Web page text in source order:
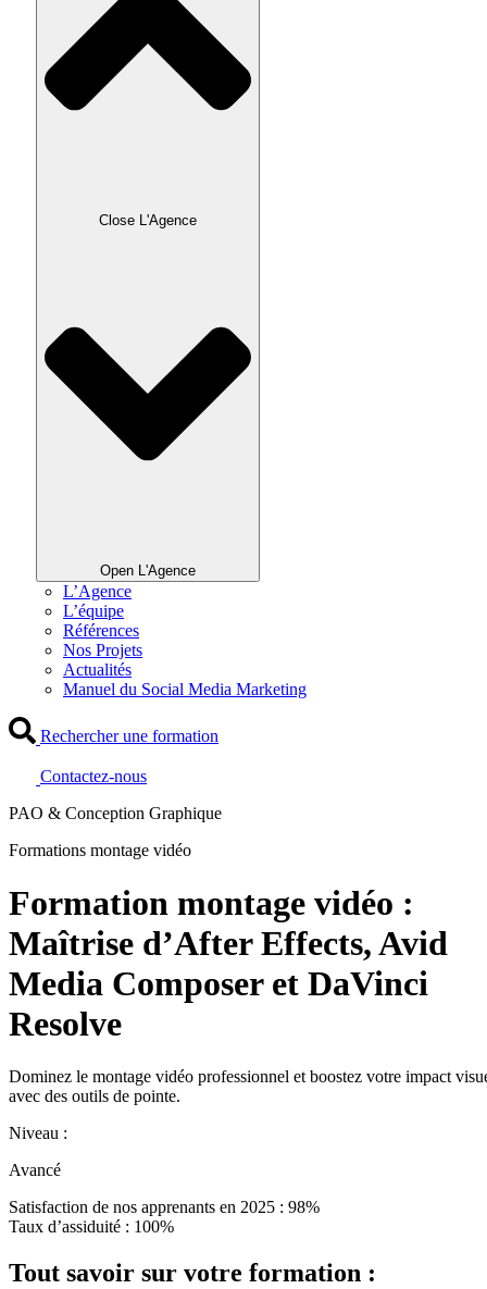
Close L'Agence
Open L'Agence
L’Agence
L’équipe
Références
Nos Projets
Actualités
Manuel du Social Media Marketing
Rechercher une formation
Contactez-nous
PAO & Conception Graphique
Formations montage vidéo
Formation montage vidéo :
Maîtrise d’After Effects, Avid
Media Composer et DaVinci
Resolve
Dominez le montage vidéo professionnel et boostez votre impact
avec des outils de pointe.
Niveau :
Avancé
Satisfaction de nos apprenants en 2025 : 98%
Taux d’assiduité : 100%
Tout savoir sur votre formation :